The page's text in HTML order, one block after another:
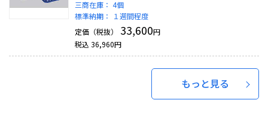
三商在庫： 4個
標準納期：
１週間程度
定価（税抜）
33,600円
税込 36,960円
もっと見る